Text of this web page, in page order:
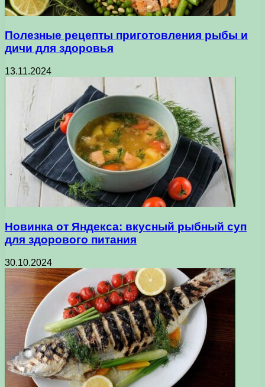
Полезные рецепты приготовления рыбы и
дичи для здоровья
13.11.2024
Новинка от Яндекса: вкусный рыбный суп
для здорового питания
30.10.2024